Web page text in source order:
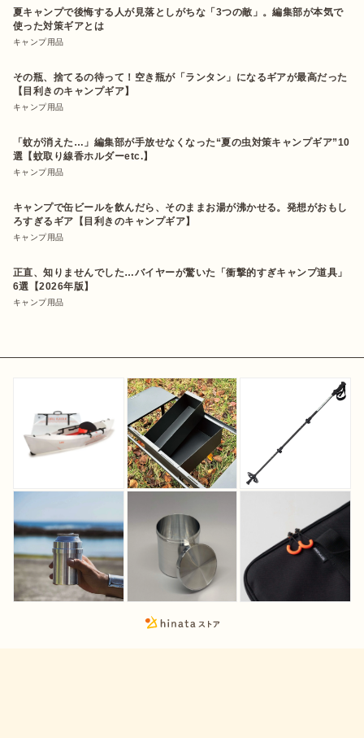
夏キャンプで後悔する人が見落としがちな「3つの敵」。編集部が本気で
使った対策ギアとは
キャンプ用品
その瓶、捨てるの待って！空き瓶が「ランタン」になるギアが最高だった
【目利きのキャンプギア】
キャンプ用品
「蚊が消えた…」編集部が手放せなくなった“夏の虫対策キャンプギア”10
選【蚊取り線香ホルダーetc.】
キャンプ用品
キャンプで缶ビールを飲んだら、そのままお湯が沸かせる。発想がおもし
ろすぎるギア【目利きのキャンプギア】
キャンプ用品
正直、知りませんでした…バイヤーが驚いた「衝撃的すぎキャンプ道具」
6選【2026年版】
キャンプ用品